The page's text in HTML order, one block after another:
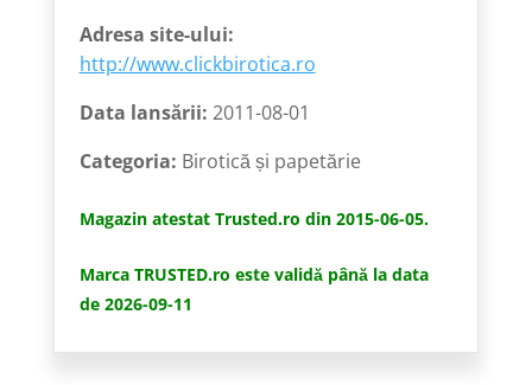
Adresa site-ului:
http://www.clickbirotica.ro
Data lansării: 2011-08-01
Categoria: Birotică și papetărie
Magazin atestat Trusted.ro din 2015-06-05.
Marca TRUSTED.ro este validă până la data
de 2026-09-11